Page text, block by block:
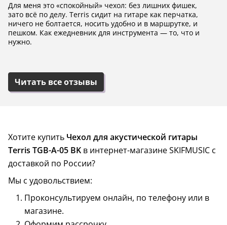
Для меня это «спокойный» чехол: без лишних фишек,
зато всё по делу. Terris сидит на гитаре как перчатка,
ничего не болтается, носить удобно и в маршрутке, и
пешком. Как ежедневник для инструмента — то, что и
нужно.
Читать все отзывы
Хотите купить Чехол для акустической гитары
Terris TGB-A-05 BK в интернет-магазине SKIFMUSIC с
доставкой по России?
Мы с удовольствием:
Проконсультируем онлайн, по телефону или в
магазине.